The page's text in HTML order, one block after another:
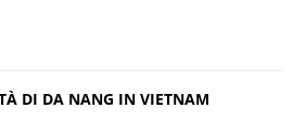
DI DA NANG IN VIETNAM